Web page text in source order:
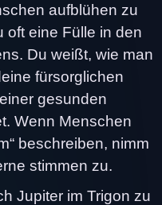
aufblühen zu
oft eine Fülle in den
Du weißt, wie man
fürsorglichen
gesunden
Wenn Menschen
beschreiben, nimm
stimmen zu.
Jupiter im Trigon zu